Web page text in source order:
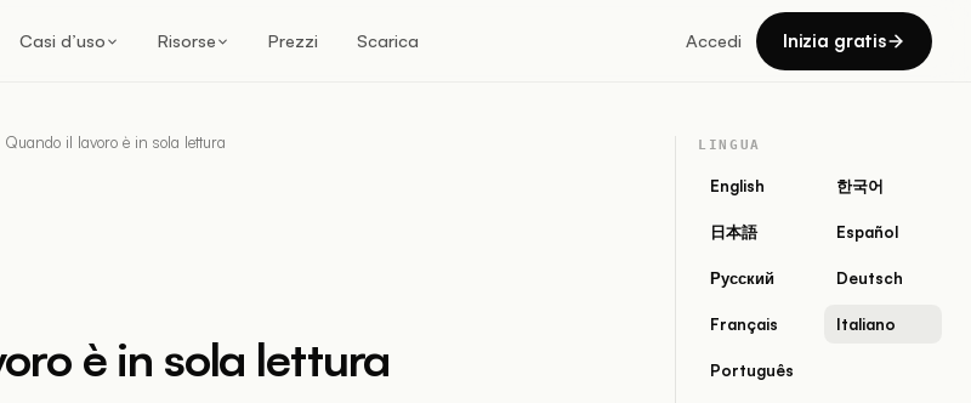
Casi d’uso Risorse Prezzi Scarica Accedi Inizia gratis
Quando il lavoro è in sola lettura
è in sola lettura
LINGUA
English 한국어
日本語 Español
Русский Deutsch
Français Italiano
Português